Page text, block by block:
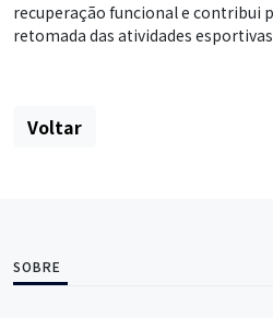
recuperação funcional e contribui
retomada das atividades
Voltar
SOBRE